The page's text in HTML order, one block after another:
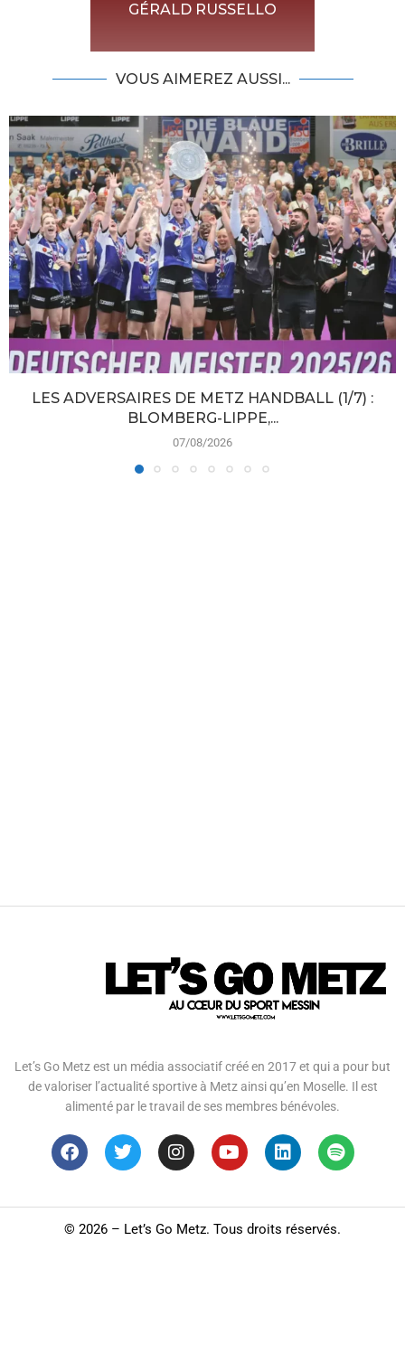
GÉRALD RUSSELLO
VOUS AIMEREZ AUSSI...
LES ADVERSAIRES DE METZ HANDBALL (1/7) :
BLOMBERG-LIPPE,...
07/08/2026
Let’s Go Metz est un média associatif créé en 2017 et qui a pour but
de valoriser l’actualité sportive à Metz ainsi qu’en Moselle. Il est
alimenté par le travail de ses membres bénévoles.
© 2026 – Let’s Go Metz. Tous droits réservés.